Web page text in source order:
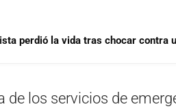
perdió la vida tras chocar contra
de los servicios de